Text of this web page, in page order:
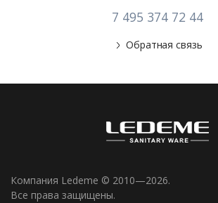
7 495 374 72 44
Обратная связь
Компания Ledeme © 2010—2026.
Все права защищены.